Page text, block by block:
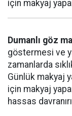
için makyaj
Dumanlı göz
göstermesi ve
zamanlarda
Günlük makyaj
için makyaj
hassas